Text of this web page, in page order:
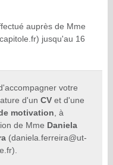
auprès de Mme
jusqu'au 16
votre
d'unCV et d'une
motivation , à
de Mme Daniela
(daniela.ferreira@ut-